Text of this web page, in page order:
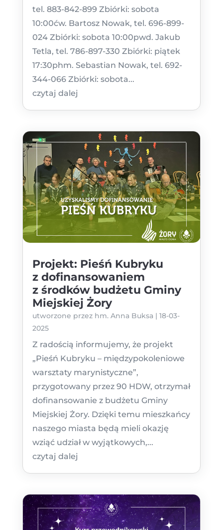
tel. 883-842-899 Zbiórki: sobota
10:00ćw. Bartosz Nowak, tel. 696-899-
024 Zbiórki: sobota 10:00pwd. Jakub
Tetla, tel. 786-897-330 Zbiórki: piątek
17:30phm. Sebastian Nowak, tel. 692-
344-066 Zbiórki: sobota...
czytaj dalej
Projekt: Pieśń Kubryku
z dofinansowaniem
z środków budżetu Gminy
Miejskiej Żory
utworzone przez hm. Anna Buksa | 18-03-
2025
Z radością informujemy, że projekt
„Pieśń Kubryku – międzypokoleniowe
warsztaty marynistyczne”,
przygotowany przez 90 HDW, otrzymał
dofinansowanie z budżetu Gminy
Miejskiej Żory. Dzięki temu mieszkańcy
naszego miasta będą mieli okazję
wziąć udział w wyjątkowych,...
czytaj dalej